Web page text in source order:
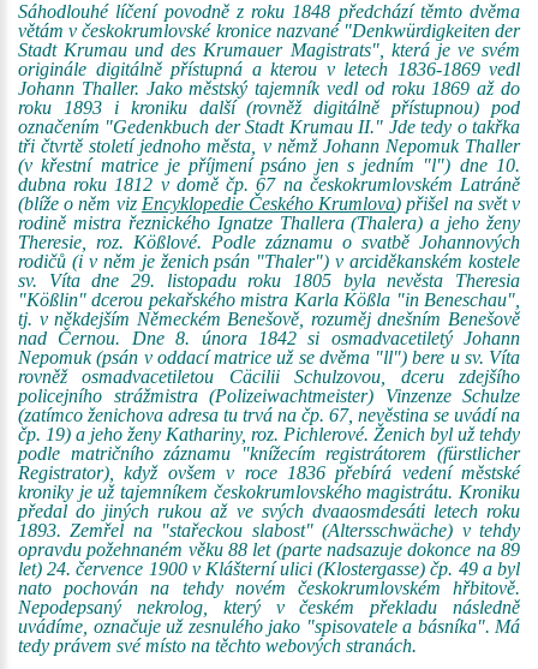
Sáhodlouhé líčení povodně z roku 1848 předchází těmto dvěma
větám v českokrumlovské kronice nazvané "Denkwürdigkeiten der
Stadt Krumau und des Krumauer Magistrats", která je ve svém
originále digitálně přístupná a kterou v letech 1836-1869 vedl
Johann Thaller. Jako městský tajemník vedl od roku 1869 až do
roku 1893 i kroniku další (rovněž digitálně přístupnou) pod
označením "Gedenkbuch der Stadt Krumau II." Jde tedy o takřka
tři čtvrtě století jednoho města, v němž Johann Nepomuk Thaller
(v křestní matrice je příjmení psáno jen s jedním "l") dne 10.
dubna roku 1812 v domě čp. 67 na českokrumlovském Latráně
(blíže o něm viz Encyklopedie Českého Krumlova) přišel na svět v
rodině mistra řeznického Ignatze Thallera (Thalera) a jeho ženy
Theresie, roz. Kößlové. Podle záznamu o svatbě Johannových
rodičů (i v něm je ženich psán "Thaler") v arciděkanském kostele
sv. Víta dne 29. listopadu roku 1805 byla nevěsta Theresia
"Kößlin" dcerou pekařského mistra Karla Kößla "in Beneschau",
tj. v někdejším Německém Benešově, rozuměj dnešním Benešově
nad Černou. Dne 8. února 1842 si osmadvacetiletý Johann
Nepomuk (psán v oddací matrice už se dvěma "ll") bere u sv. Víta
rovněž osmadvacetiletou Cäcilii Schulzovou, dceru zdejšího
policejního strážmistra (Polizeiwachtmeister) Vinzenze Schulze
(zatímco ženichova adresa tu trvá na čp. 67, nevěstina se uvádí na
čp. 19) a jeho ženy Kathariny, roz. Pichlerové. Ženich byl už tehdy
podle matričního záznamu "knížecím registrátorem (fürstlicher
Registrator), když ovšem v roce 1836 přebírá vedení městské
kroniky je už tajemníkem českokrumlovského magistrátu. Kroniku
předal do jiných rukou až ve svých dvaaosmdesáti letech roku
1893. Zemřel na "stařeckou slabost" (Altersschwäche) v tehdy
opravdu požehnaném věku 88 let (parte nadsazuje dokonce na 89
let) 24. července 1900 v Klášterní ulici (Klostergasse) čp. 49 a byl
nato pochován na tehdy novém českokrumlovském hřbitově.
Nepodepsaný nekrolog, který v českém překladu následně
uvádíme, označuje už zesnulého jako "spisovatele a básníka". Má
tedy právem své místo na těchto webových stranách.